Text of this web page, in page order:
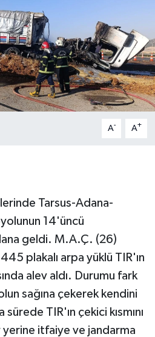
A- A+
Tarsus-Adana-
14'üncü
geldi. M.A.Ç. (26)
plakalı arpa yüklü TIR'ın
alev aldı. Durumu fark
sağına çekerek kendini
sürede TIR'ın çekici kısmını
itfaiye ve jandarma